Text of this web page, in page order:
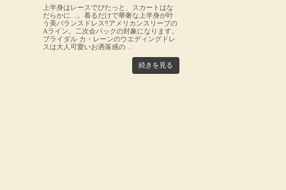
上半身はレースでぴたっと、スカートはな
だらかに…。着るだけで華奢な上半身が叶
う美バランスドレス‼アメリカンスリーブの
Aライン。二次会パックの対象になります。
ブライダル カ・レーンのウエディングドレ
スは大人可愛いお洒落感の ...
続きを見る